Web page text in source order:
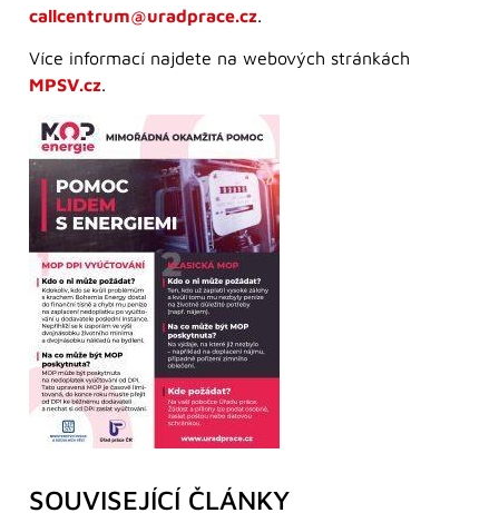
callcentrum@uradprace.cz.
Více informací najdete na webových stránkách
MPSV.cz.
SOUVISEJÍCÍ ČLÁNKY